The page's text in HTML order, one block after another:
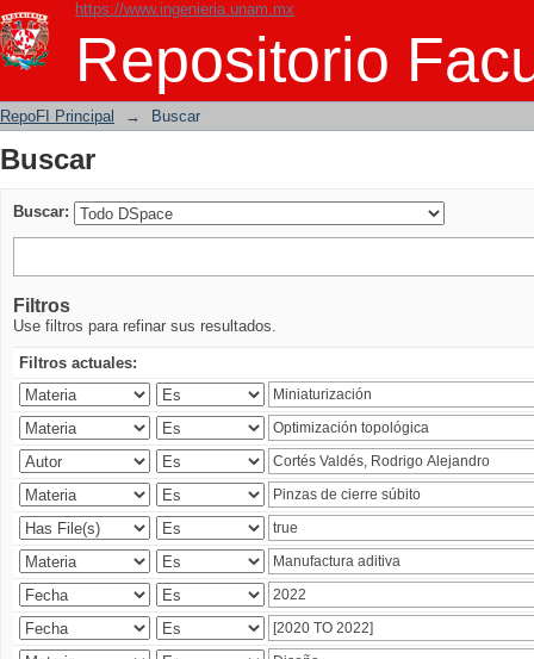
https://www.ingenieria.unam.mx
Repositorio
Buscar
RepoFI Principal → Buscar
Buscar
Buscar:
Filtros
Use filtros para refinar sus resultados.
Filtros actuales: